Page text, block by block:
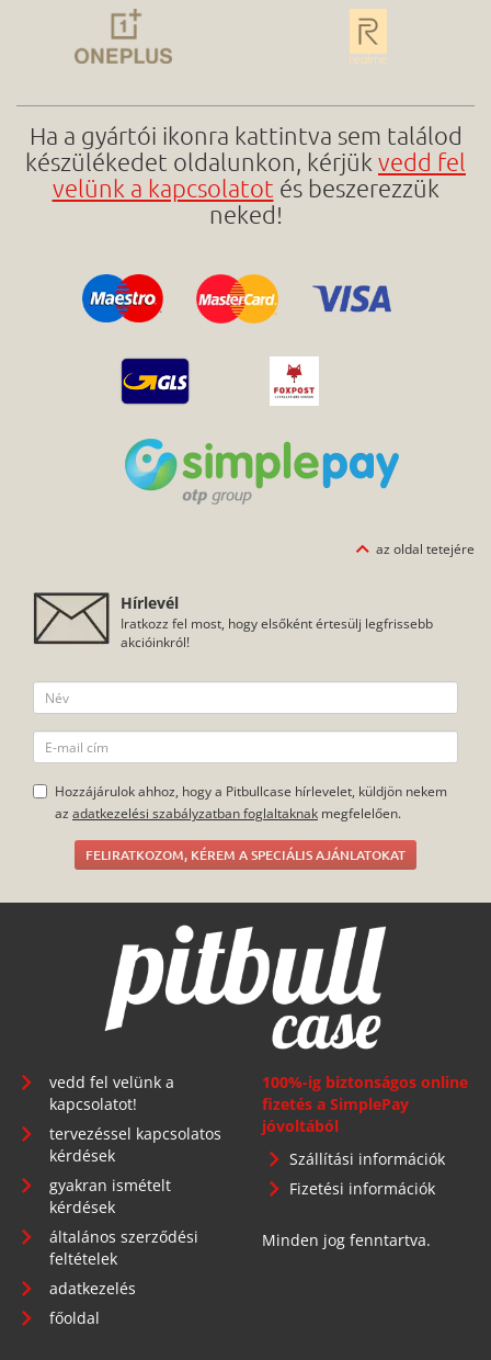
Ha a gyártói ikonra kattintva sem találod
készülékedet oldalunkon, kérjük vedd fel
velünk a kapcsolatot és beszerezzük
neked!
az oldal tetejére
Hírlevél
Iratkozz fel most, hogy elsőként értesülj legfrissebb
akcióinkról!
Hozzájárulok ahhoz, hogy a Pitbullcase hírlevelet, küldjön nekem
az adatkezelési szabályzatban foglaltaknak megfelelően.
FELIRATKOZOM, KÉREM A SPECIÁLIS AJÁNLATOKAT
vedd fel velünk a
kapcsolatot!
tervezéssel kapcsolatos
kérdések
gyakran ismételt
kérdések
általános szerződési
feltételek
adatkezelés
főoldal
100%-ig biztonságos online
fizetés a SimplePay
jóvoltából
Szállítási információk
Fizetési információk
Minden jog fenntartva.